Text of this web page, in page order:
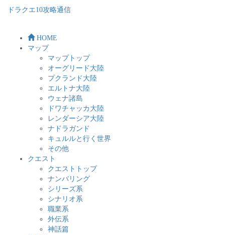
ドラクエ10攻略通信
HOME
マップ
マップトップ
オーグリード大陸
プクランド大陸
エルトナ大陸
ウェナ諸島
ドワチャッカ大陸
レンダーシア大陸
ナドラガンド
キュルルと行く世界
その他
クエスト
クエストトップ
ナンバリング
シリーズ系
シナリオ系
職業系
外伝系
神話篇